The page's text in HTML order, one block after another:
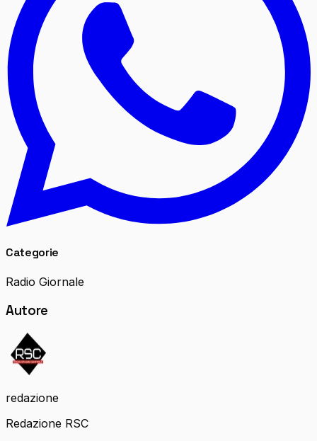
Categorie
Radio Giornale
Autore
redazione
Redazione RSC